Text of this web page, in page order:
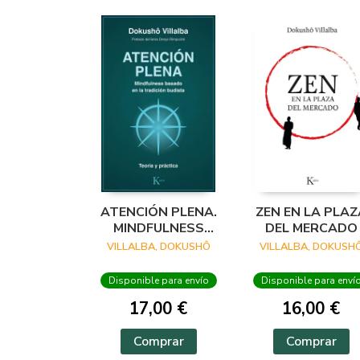
ATENCIÓN PLENA.
MINDFULNESS
BASADO EN LA
BUDISTA
VILLALBA, DOKUSHÔ
Disponible para envío
17,00 €
Comprar
ZEN EN LA
DEL MERCADO
VILLALBA,
Disponible para envío
16,00 €
Comprar